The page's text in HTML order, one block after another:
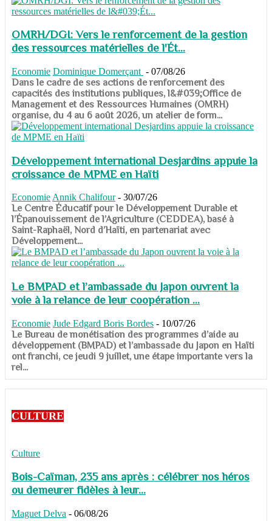
OMRH/DGI: Vers le renforcement de la gestion
des ressources matérielles de l'Ét...
Economie Dominique Domerçant - 07/08/26
Dans le cadre de ses actions de renforcement des
capacités des institutions publiques, l&#039;Office de
Management et des Ressources Humaines (OMRH)
organise, du 4 au 6 août 2026, un atelier de form...
Développement international Desjardins appuie la
croissance de MPME en Haïti
Economie Annik Chalifour - 30/07/26
​​​​​​​Le Centre Éducatif pour le Développement Durable et
l’Épanouissement de l’Agriculture (CEDDEA), basé à
Saint-Raphaël, Nord d’Haïti, en partenariat avec
Développement...
Le BMPAD et l’ambassade du Japon ouvrent la
voie à la relance de leur coopération ...
Economie Jude Edgard Boris Bordes - 10/07/26
​​​​​​​Le Bureau de monétisation des programmes d’aide au
développement (BMPAD) et l’ambassade du Japon en Haïti
ont franchi, ce jeudi 9 juillet, une étape importante vers la
rel...
CULTURE
Culture
Bois-Caïman, 235 ans après : célébrer nos héros
ou demeurer fidèles à leur...
Maguet Delva - 06/08/26